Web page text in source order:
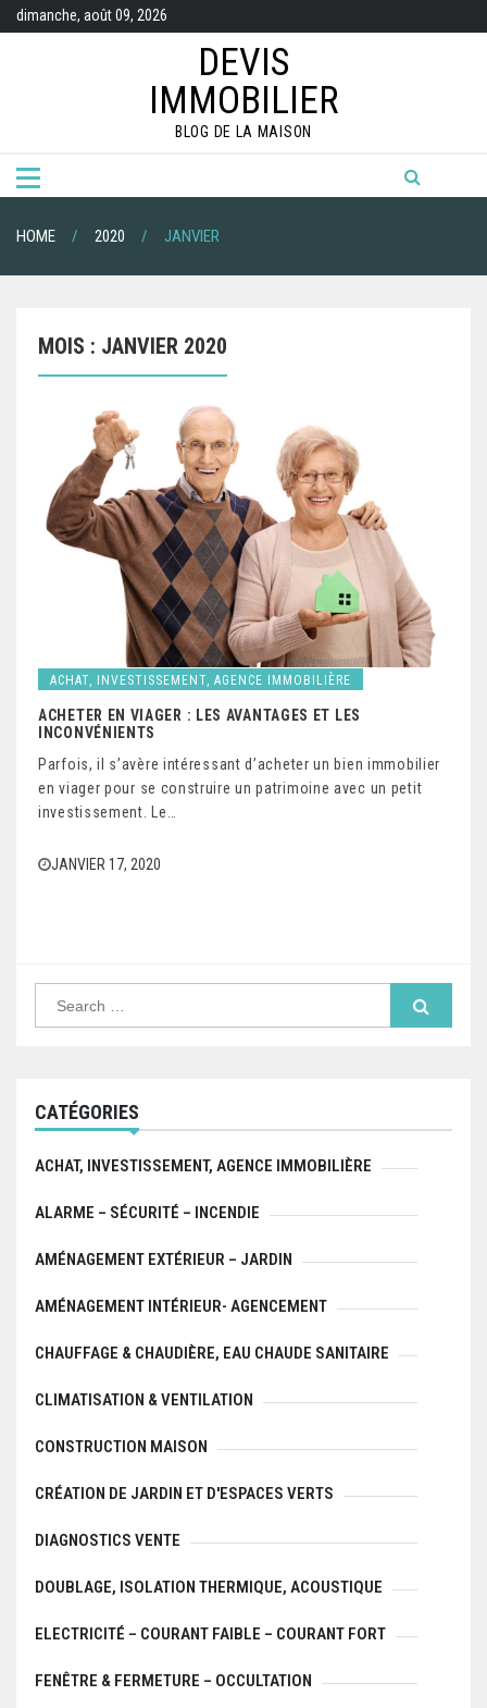
Skipdimanche, août 09, 2026
DEVIS
IMMOBILIER
BLOG DE LA MAISON
HOME 2020 JANVIER
MOIS : JANVIER 2020
ACHAT, INVESTISSEMENT, AGENCE IMMOBILIÈRE
ACHETER EN VIAGER : LES AVANTAGES ET LES
INCONVÉNIENTS
Parfois, il s’avère intéressant d’acheter un bien immobilier
en viager pour se construire un patrimoine avec un petit
investissement. Le…
JANVIER 17, 2020
CATÉGORIES
ACHAT, INVESTISSEMENT, AGENCE IMMOBILIÈRE
ALARME – SÉCURITÉ – INCENDIE
AMÉNAGEMENT EXTÉRIEUR – JARDIN
AMÉNAGEMENT INTÉRIEUR- AGENCEMENT
CHAUFFAGE & CHAUDIÈRE, EAU CHAUDE SANITAIRE
CLIMATISATION & VENTILATION
CONSTRUCTION MAISON
CRÉATION DE JARDIN ET D'ESPACES VERTS
DIAGNOSTICS VENTE
DOUBLAGE, ISOLATION THERMIQUE, ACOUSTIQUE
ELECTRICITÉ – COURANT FAIBLE – COURANT FORT
FENÊTRE & FERMETURE – OCCULTATION